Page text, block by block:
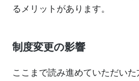
るメリットがあります。
制度変更の影響
ここまで読み進めていただい